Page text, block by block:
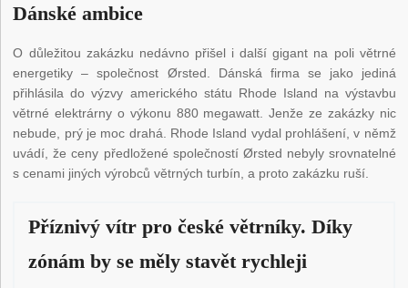
Dánské ambice
O důležitou zakázku nedávno přišel i další gigant na poli větrné
energetiky – společnost Ørsted. Dánská firma se jako jediná
přihlásila do výzvy amerického státu Rhode Island na výstavbu
větrné elektrárny o výkonu 880 megawatt. Jenže ze zakázky nic
nebude, prý je moc drahá. Rhode Island vydal prohlášení, v němž
uvádí, že ceny předložené společností Ørsted nebyly srovnatelné
s cenami jiných výrobců větrných turbín, a proto zakázku ruší.
Příznivý vítr pro české větrníky. Díky
zónám by se měly stavět rychleji